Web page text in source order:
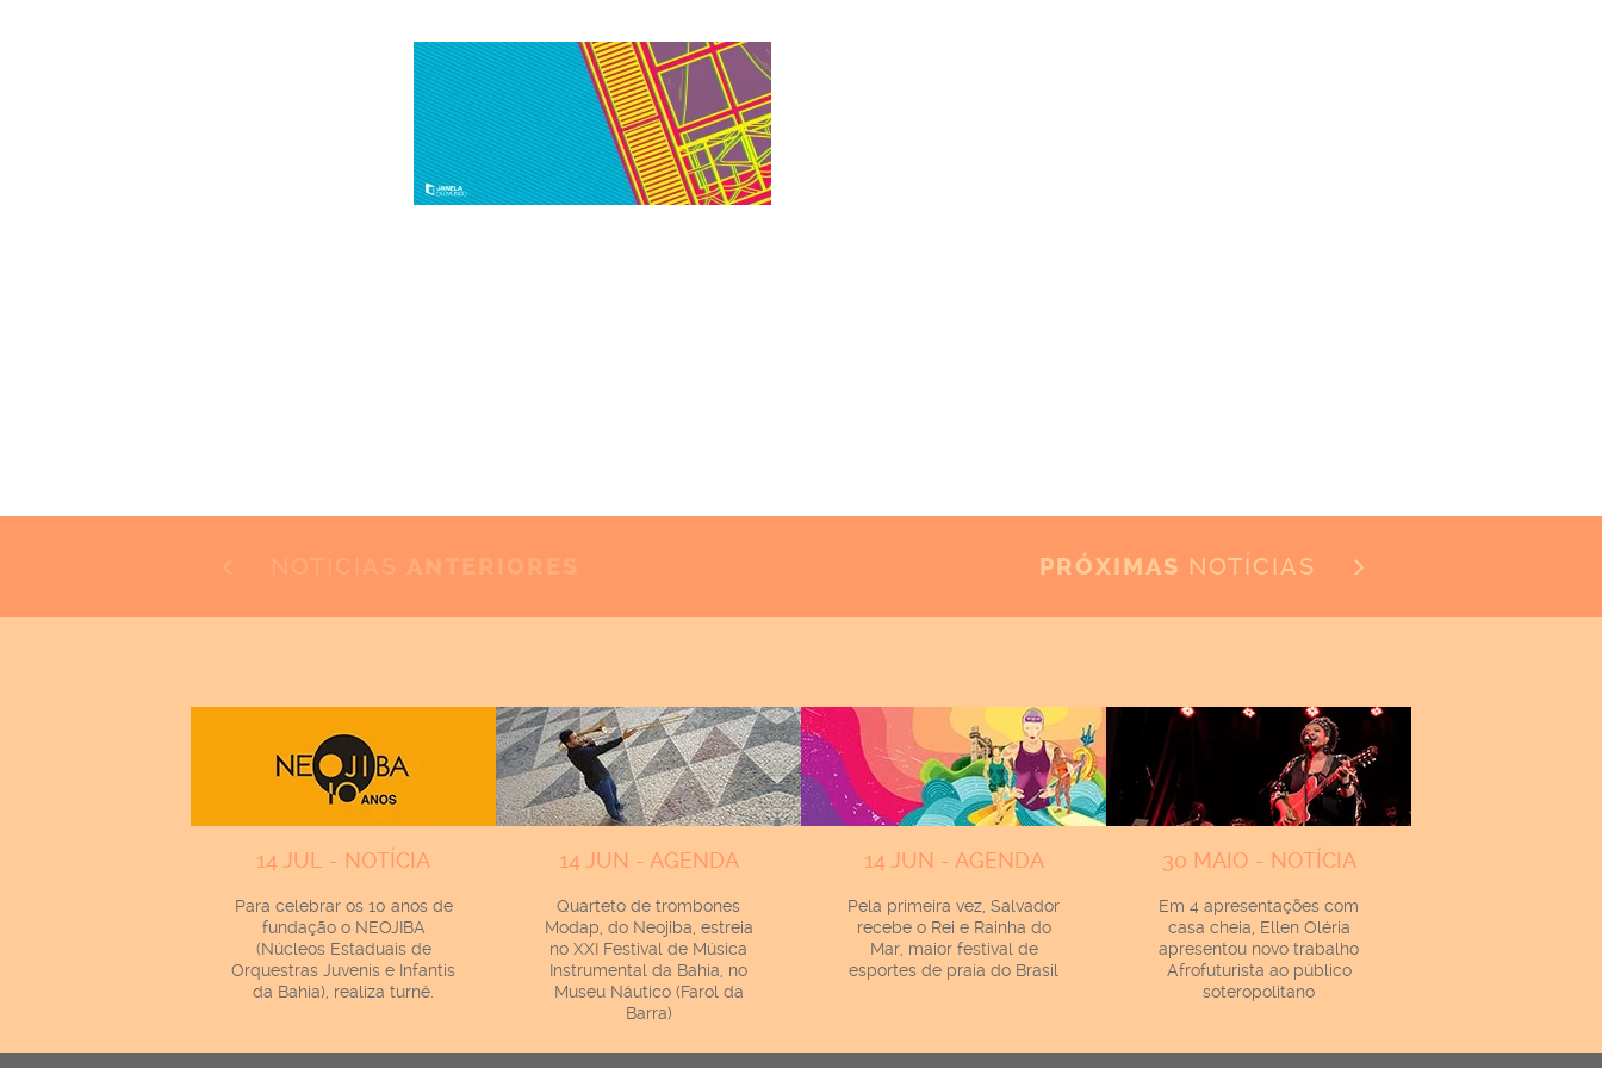
PRÓXIMAS NOTÍCIAS
14 JUL - NOTÍCIA
Para celebrar os 10 anos de
fundação o NEOJIBA
(Núcleos Estaduais de
Orquestras Juvenis e Infantis
da Bahia), realiza turnê.
14 JUN - AGENDA
Quarteto de trombones
Modap, do Neojiba, estreia
no XXI Festival de Música
Instrumental da Bahia, no
Museu Náutico (Farol da
Barra)
14 JUN - AGENDA
Pela primeira vez, Salvador
recebe o Rei e Rainha do
Mar, maior festival de
esportes de praia do Brasil
30 MAIO - NOTÍCIA
Em 4 apresentações com
casa cheia, Ellen Oléria
apresentou novo trabalho
Afrofuturista ao público
soteropolitano